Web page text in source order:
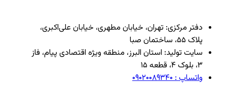
دفتر مرکزی: تهران، خیابان مطهری، خیابان علی‌اکبری،
پلاک ۵۵، ساختمان صبا
سایت تولید: استان البرز، منطقه ویژه اقتصادی پیام، فاز
۳، بلوک ۴، قطعه ۱۵
واتساپ : ۰۹۰۲۰۰۸۹۳۴۰